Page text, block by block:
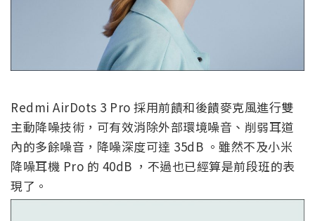
Redmi AirDots 3 Pro 採用前饋和後饋麥克風進行雙
主動降噪技術，可有效消除外部環境噪音、削弱耳道
內的多餘噪音，降噪深度可達 35dB 。雖然不及小米
降噪耳機 Pro 的 40dB ，不過也已經算是前段班的表
現了。